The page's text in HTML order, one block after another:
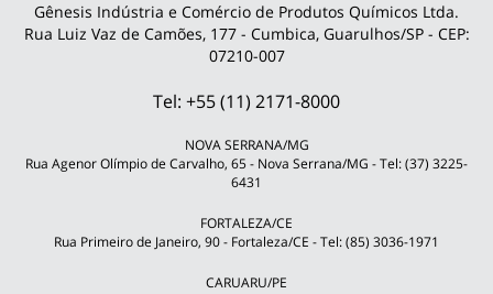
Gênesis Indústria e Comércio de Produtos Químicos Ltda.
Rua Luiz Vaz de Camões, 177 - Cumbica, Guarulhos/SP - CEP:
07210-007
Tel: +55 (11) 2171-8000
NOVA SERRANA/MG
Rua Agenor Olímpio de Carvalho, 65 - Nova Serrana/MG - Tel: (37) 3225-
6431
FORTALEZA/CE
Rua Primeiro de Janeiro, 90 - Fortaleza/CE - Tel: (85) 3036-1971
CARUARU/PE